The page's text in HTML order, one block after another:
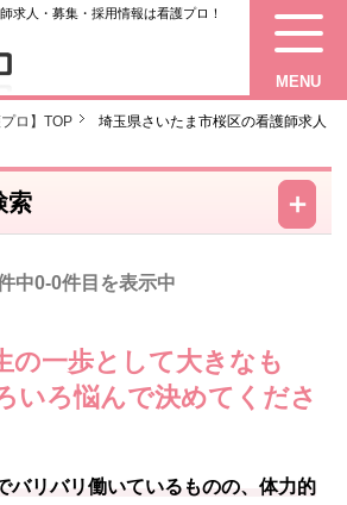
求人・募集・採用情報は看護プロ！
MENU
ロ】TOP 埼玉県さいたま市桜区の看護師求人・
索 －
＋
中0-0件目を表示中
の一歩として大きなも
いろ悩んで決めてくださ
バリバリ働いているものの、体力的